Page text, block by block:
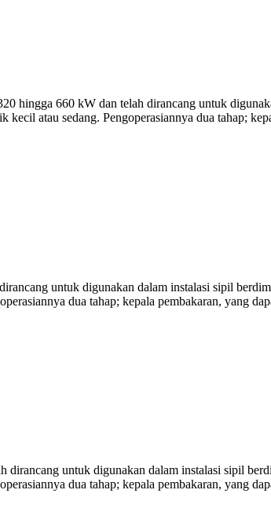
660 kW dan telah dirancang untuk
atau sedang. Pengoperasiannya dua tahap;
untuk digunakan dalam instalasi sipil
dua tahap; kepala pembakaran, yang
untuk digunakan dalam instalasi sipil
dua tahap; kepala pembakaran, yang